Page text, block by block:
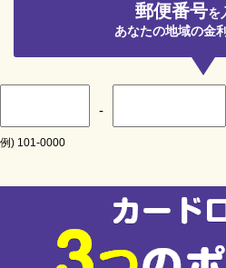
郵便番号を
あなたの地域の金
-
例) 101-0000